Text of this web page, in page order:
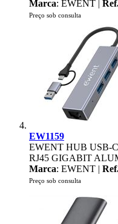
Marca: EWENT |
Preço sob consulta
EW1159
EWENT HUB USB-
RJ45 GIGABIT
Marca: EWENT |
Preço sob consulta